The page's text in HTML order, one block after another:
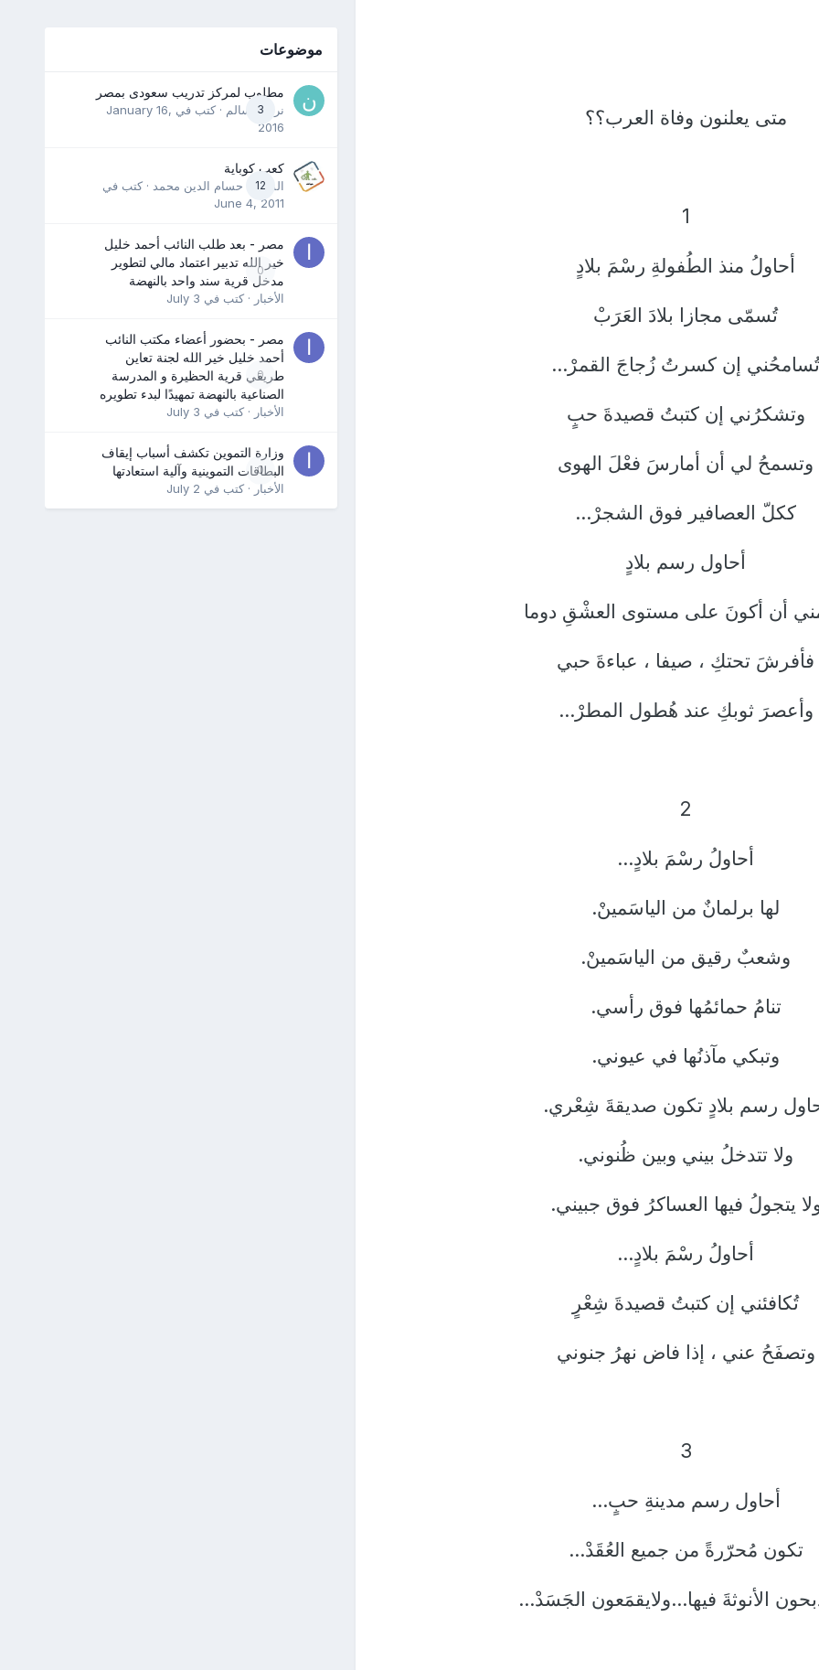
متى يعلنون وفاة العرب؟؟
1
أحاولُ منذ الطُفولةِ رسْمَ بلادٍ
تُسمّى مجازا بلادَ العَرَبْ
إن كسرتُ زُجاجَ القمرْ...
وتشكرُني إن كتبتُ قصيدةَ حبٍ
وتسمحُ لي أن أمارسَ فعْلَ الهوى
ككلّ العصافير فوق الشجرْ...
أحاول رسم بلادٍ
أن أكونَ على مستوى العشْقِ دوما
فأفرشَ تحتكِ ، صيفا ، عباءةَ حبي
وأعصرَ ثوبكِ عند هُطول المطرْ...
2
أحاولُ رسْمَ بلادٍ...
لها برلمانٌ من الياسَمينْ.
وشعبٌ رقيق من الياسَمينْ.
تنامُ حمائمُها فوق رأسي.
وتبكي مآذنُها في عيوني.
رسم بلادٍ تكون صديقةَ شِعْري.
ولا تتدخلُ بيني وبين ظُنوني.
يتجولُ فيها العساكرُ فوق جبيني.
أحاولُ رسْمَ بلادٍ...
تُكافئني إن كتبتُ قصيدةَ شِعْرٍ
وتصفَحُ عني ، إذا فاض نهرُ جنوني
3
أحاول رسم مدينةِ حبٍ...
تكون مُحرّرةً من جميع العُقَدْ...
الأنوثةَ فيها...ولايقمَعون الجَسَدْ...
موضوعات
3
مطلوب لمركز تدريب سعودى بمصر
نرمين سالم · كتب في January 16,
2016
12
كعب كوباية
المدرب حسام الدين محمد · كتب في
June 4, 2011
0
مصر - بعد طلب النائب أحمد خليل
خير الله تدبير اعتماد مالي لتطوير
مدخل قرية سند واحد بالنهضة
الأخبار · كتب في July 3
0
مصر - بحضور أعضاء مكتب النائب
أحمد خليل خير الله لجنة تعاين
طريقي قرية الحظيرة و المدرسة
الصناعية بالنهضة تمهيدًا لبدء تطويره
الأخبار · كتب في July 3
0
وزارة التموين تكشف أسباب إيقاف
البطاقات التموينية وآلية استعادتها
الأخبار · كتب في July 2